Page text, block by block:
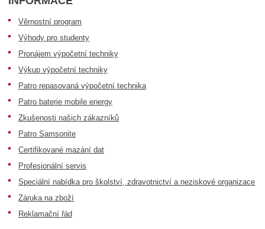
Věrnostní program
Výhody pro studenty
Pronájem výpočetní techniky
Výkup výpočetní techniky
Patro repasovaná výpočetní technika
Patro baterie mobile energy
Zkušenosti našich zákazníků
Patro Samsonite
Certifikované mazání dat
Profesionální servis
Speciální nabídka pro školství, zdravotnictví a neziskové organizace
Záruka na zboží
Reklamační řád